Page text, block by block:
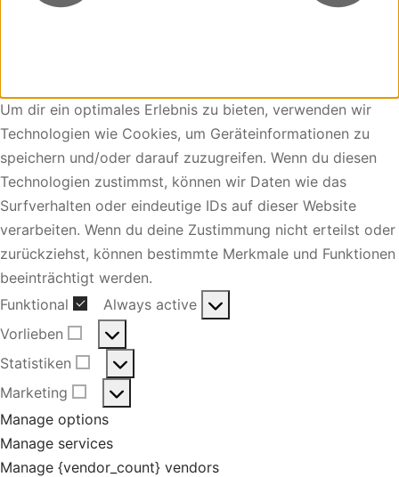
Um dir ein optimales Erlebnis zu bieten, verwenden wir
Technologien wie Cookies, um Geräteinformationen zu
speichern und/oder darauf zuzugreifen. Wenn du diesen
Technologien zustimmst, können wir Daten wie das
Surfverhalten oder eindeutige IDs auf dieser Website
verarbeiten. Wenn du deine Zustimmung nicht erteilst oder
zurückziehst, können bestimmte Merkmale und Funktionen
beeinträchtigt werden.
Funktional
Funktional
Always active
Vorlieben
Vorlieben
Statistiken
Statistiken
Marketing
Marketing
Manage options
Manage services
Manage {vendor_count} vendors